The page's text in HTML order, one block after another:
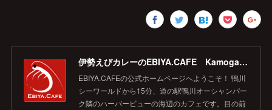
伊勢えびカレーのEBIYA.CAFE Kamogawa 【公式】
EBIYA.CAFEの公式ホームページへようこそ！ 鴨川
シーワールドから15分、道の駅鴨川オーシャンパー
ク隣のハーバービューの海辺のカフェです。目の前